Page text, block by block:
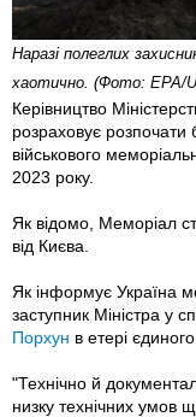
Наразі полеглих
хаотично. (Фото: EPA/
Керівництво
розраховує розпочати
військового
2023 року.
Як відомо, Меморіал
від Києва.
Як інформує Україна
заступник Міністра у
Порхун в етері
"Технічно й
низку технічних умов